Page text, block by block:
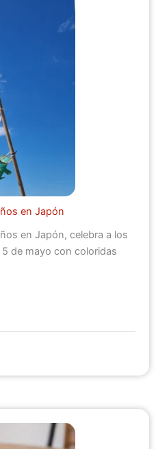
en Japón
en Japón, celebra a los
de mayo con coloridas